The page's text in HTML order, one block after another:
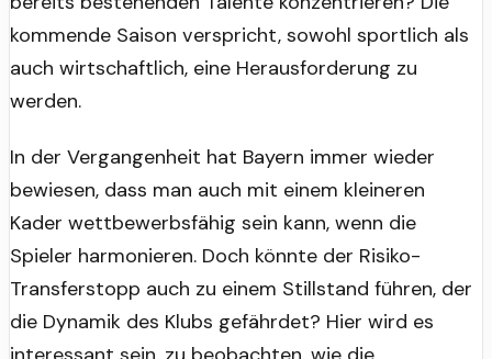
kommende Saison verspricht, sowohl sportlich als
auch wirtschaftlich, eine Herausforderung zu
werden.
In der Vergangenheit hat Bayern immer wieder
bewiesen, dass man auch mit einem kleineren
Kader wettbewerbsfähig sein kann, wenn die
Spieler harmonieren. Doch könnte der Risiko-
Transferstopp auch zu einem Stillstand führen, der
die Dynamik des Klubs gefährdet? Hier wird es